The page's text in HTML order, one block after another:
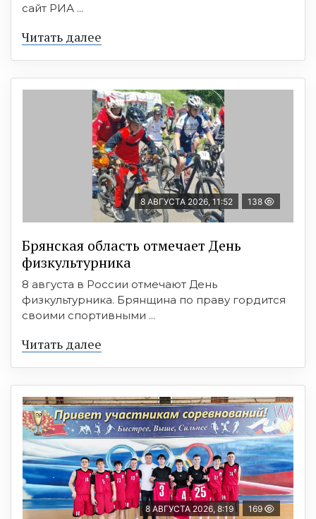
сайт РИА ...
Читать далее
8 АВГУСТА 2026, 11:52 138
Брянская область отмечает День
физкультурника
8 августа в России отмечают День
физкультурника. Брянщина по праву гордится
своими спортивными ...
Читать далее
8 АВГУСТА 2026, 8:19 169